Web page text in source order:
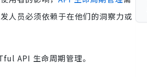
人员必须依赖于在他们的洞察力或
API 生命周期管理。